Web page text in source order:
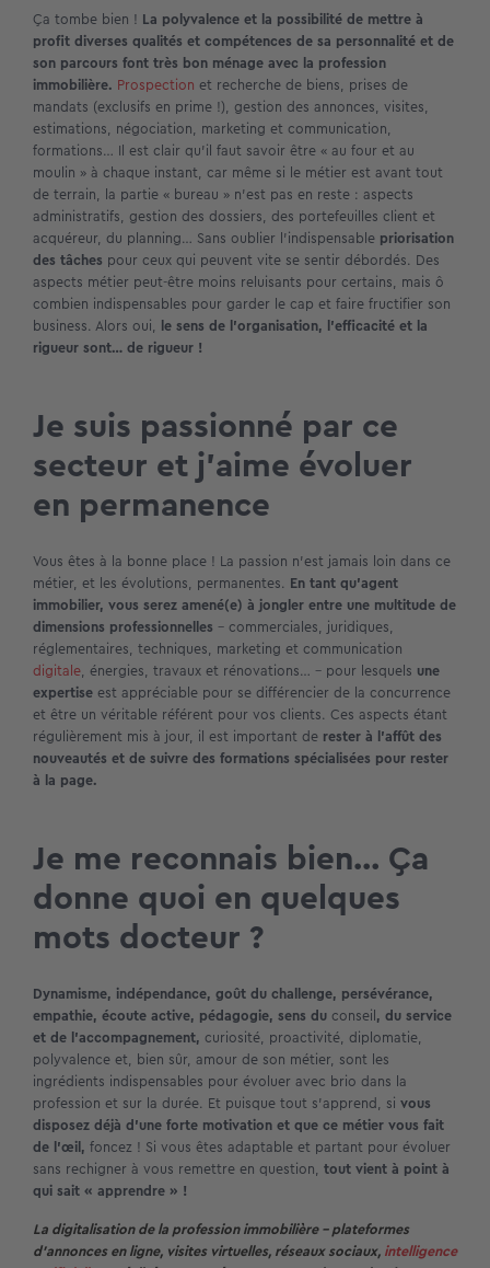
Ça tombe bien ! La polyvalence et la possibilité de mettre à
profit diverses qualités et compétences de sa personnalité et de
son parcours font très bon ménage avec la profession
immobilière. Prospection et recherche de biens, prises de
mandats (exclusifs en prime !), gestion des annonces, visites,
estimations, négociation, marketing et communication,
formations… Il est clair qu’il faut savoir être « au four et au
moulin » à chaque instant, car même si le métier est avant tout
de terrain, la partie « bureau » n’est pas en reste : aspects
administratifs, gestion des dossiers, des portefeuilles client et
acquéreur, du planning… Sans oublier l’indispensable priorisation
des tâches pour ceux qui peuvent vite se sentir débordés. Des
aspects métier peut-être moins reluisants pour certains, mais ô
combien indispensables pour garder le cap et faire fructifier son
business. Alors oui, le sens de l’organisation, l’efficacité et la
rigueur sont… de rigueur !
Je suis passionné par ce
secteur et j’aime évoluer
en permanence
Vous êtes à la bonne place ! La passion n’est jamais loin dans ce
métier, et les évolutions, permanentes. En tant qu’agent
immobilier, vous serez amené(e) à jongler entre une multitude de
dimensions professionnelles – commerciales, juridiques,
réglementaires, techniques, marketing et communication
digitale, énergies, travaux et rénovations… – pour lesquels une
expertise est appréciable pour se différencier de la concurrence
et être un véritable référent pour vos clients. Ces aspects étant
régulièrement mis à jour, il est important de rester à l’affût des
nouveautés et de suivre des formations spécialisées pour rester
à la page.
Je me reconnais bien… Ça
donne quoi en quelques
mots docteur ?
Dynamisme, indépendance, goût du challenge, persévérance,
empathie, écoute active, pédagogie, sens du conseil, du service
et de l’accompagnement, curiosité, proactivité, diplomatie,
polyvalence et, bien sûr, amour de son métier, sont les
ingrédients indispensables pour évoluer avec brio dans la
profession et sur la durée. Et puisque tout s’apprend, si vous
disposez déjà d’une forte motivation et que ce métier vous fait
de l’œil, foncez ! Si vous êtes adaptable et partant pour évoluer
sans rechigner à vous remettre en question, tout vient à point à
qui sait « apprendre » !
La digitalisation de la profession immobilière – plateformes
d’annonces en ligne, visites virtuelles, réseaux sociaux, intelligence